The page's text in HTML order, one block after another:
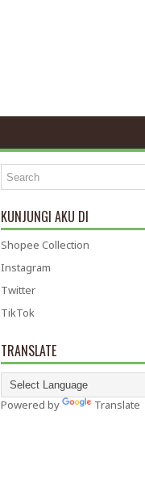
KUNJUNGI AKU DI
Shopee Collection
Instagram
Twitter
TikTok
TRANSLATE
Powered by Translate